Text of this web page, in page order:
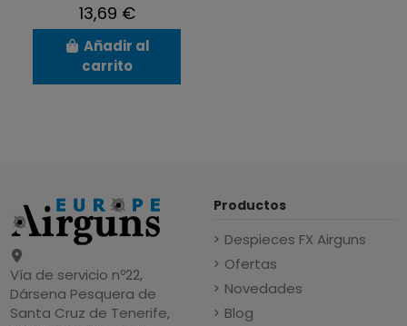
13,69 €
Añadir al
carrito
Vía de servicio nº22,
Dársena Pesquera de
Santa Cruz de Tenerife,
Productos
Despieces FX Airguns
Ofertas
Novedades
Blog